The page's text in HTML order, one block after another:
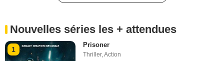
Nouvelles séries les + attendues
1
Prisoner
Thriller,Action